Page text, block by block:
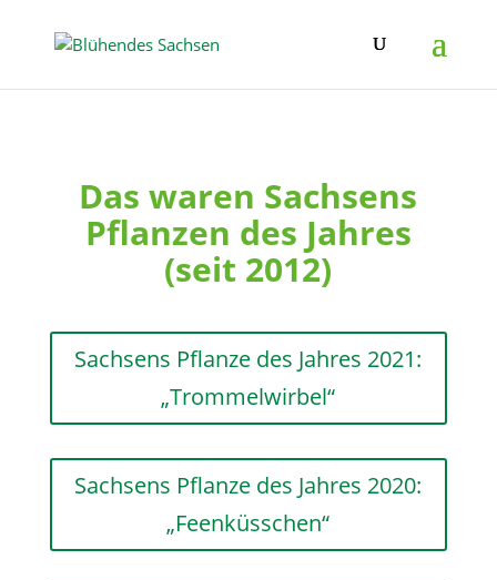
Das waren Sachsens
Pflanzen des Jahres
(seit 2012)
Sachsens Pflanze des Jahres 2021:
„Trommelwirbel“
Sachsens Pflanze des Jahres 2020:
„Feenküsschen“